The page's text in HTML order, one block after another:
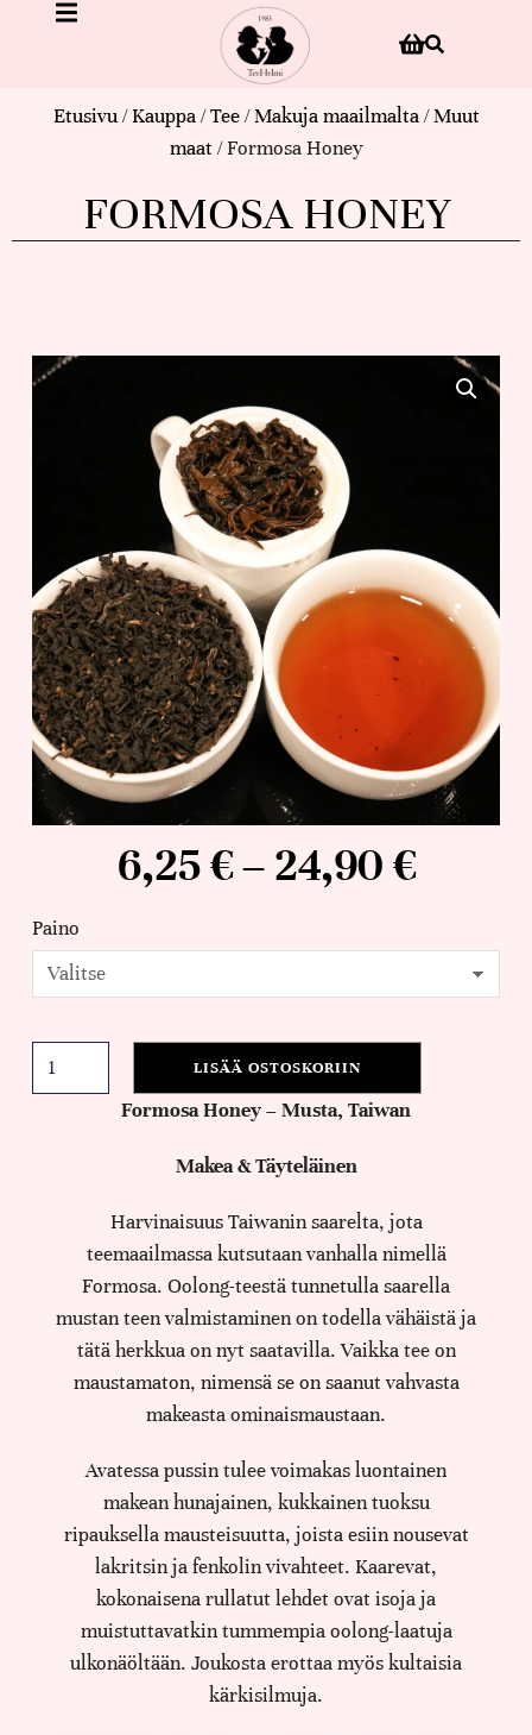
Etusivu/Kauppa/Tee/Makuja maailmalta/Muut
maat / Formosa Honey
FORMOSA HONEY
6,25€– 24,90€
Paino
LISÄÄ OSTOSKORIIN
Formosa Honey – Musta, Taiwan
Makea & Täyteläinen
Harvinaisuus Taiwanin saarelta, jota
teemaailmassa kutsutaan vanhalla nimellä
Formosa. Oolong-teestä tunnetulla saarella
mustan teen valmistaminen on todella vähäistä ja
tätä herkkua on nyt saatavilla. Vaikka tee on
maustamaton, nimensä se on saanut vahvasta
makeasta ominaismaustaan.
Avatessa pussin tulee voimakas luontainen
makean hunajainen, kukkainen tuoksu
ripauksella mausteisuutta, joista esiin nousevat
lakritsin ja fenkolin vivahteet. Kaarevat,
kokonaisena rullatut lehdet ovat isoja ja
muistuttavatkin tummempia oolong-laatuja
ulkonäöltään. Joukosta erottaa myös kultaisia
kärkisilmuja.